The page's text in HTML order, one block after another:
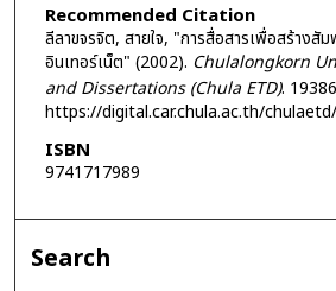
Recommended Citation
ลีลาขจรจิต, สายใจ, "การสื่อสารเพื่อสร้างสั
อินเทอร์เน็ต" (2002). Chulalongkorn
and Dissertations (Chula ETD).
https://digital.car.chula.ac.th/
ISBN
9741717989
Search